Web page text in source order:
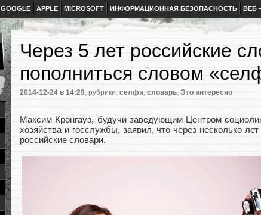
GOOGLE APPLE MICROSOFT ИНФОРМАЦИОННАЯ БЕЗОПАСНОСТЬ ВЕБ
Через 5 лет российские
пополниться словом
2014-12-24 в 14:29, рубрики: селфи, словарь, Это интересно
Максим Кронгауз, будучи заведующим Центром
хозяйства и госслужбы, заявил, что через несколько
российские словари.